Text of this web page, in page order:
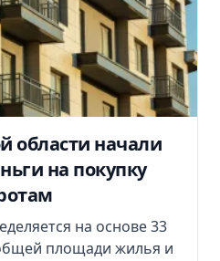
области начали
на покупку
на основе 33
площади жилья и